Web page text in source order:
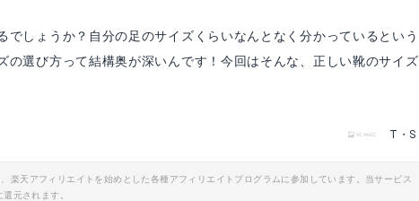
しょうか？自分の足のサイズくらいなんとなく分かっているという
の選び方って結構奥が深いんです！今回はそんな、正しい靴のサイズ
T・S
楽天アフィリエイトを始めとした各種アフィリエイトプログラムに参加しています。当サービス
元されます。